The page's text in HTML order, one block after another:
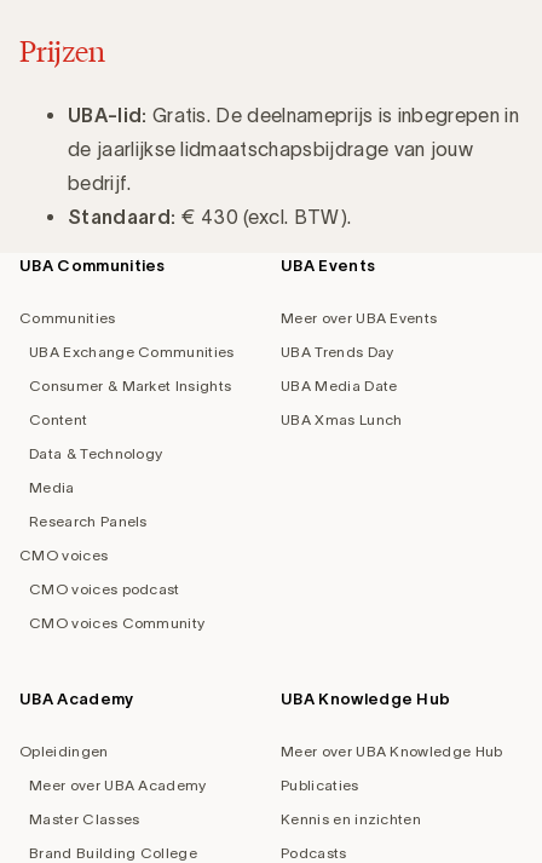
Prijzen
UBA-lid: Gratis. De deelnameprijs is inbegrepen in
de jaarlijkse lidmaatschapsbijdrage van jouw
bedrijf.
Standaard: € 430 (excl. BTW).
Footer
UBA Communities
Communities
UBA Exchange Communities
Consumer & Market Insights
Content
Data & Technology
Media
Research Panels
CMO voices
CMO voices podcast
CMO voices Community
UBA Events
Meer over UBA Events
UBA Trends Day
UBA Media Date
UBA Xmas Lunch
UBA Academy
Opleidingen
Meer over UBA Academy
Master Classes
Brand Building College
UBA Knowledge Hub
Meer over UBA Knowledge Hub
Publicaties
Kennis en inzichten
Podcasts